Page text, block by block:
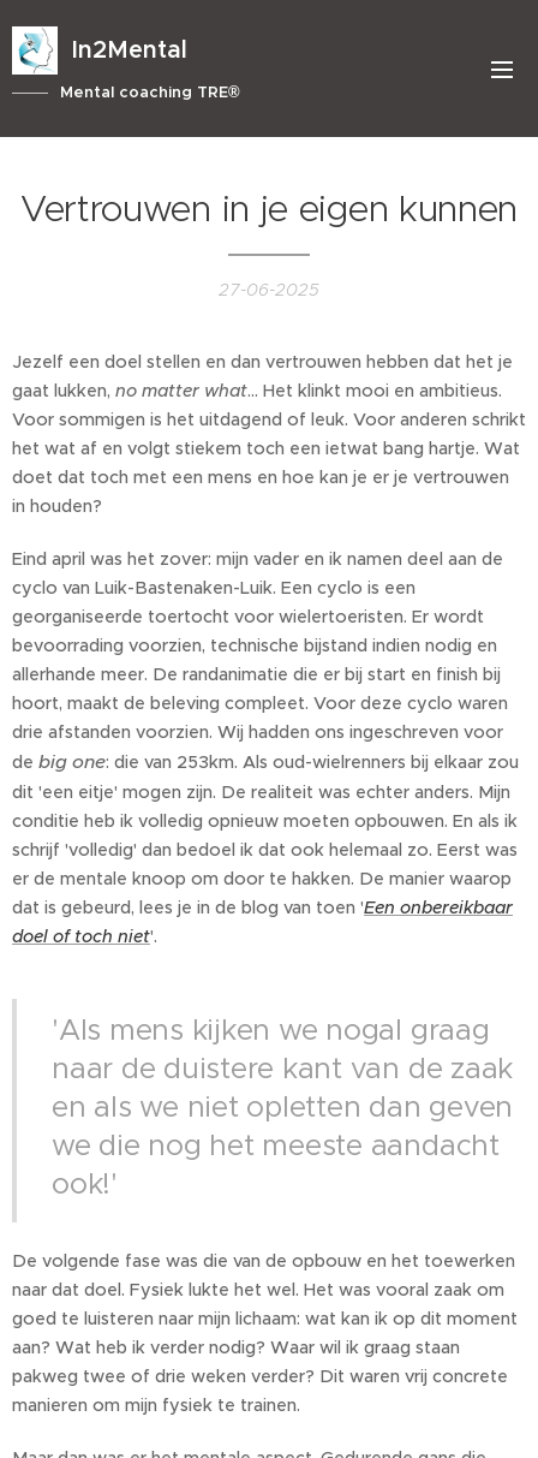
In2Mental
Mental coaching TRE®
Vertrouwen in je eigen kunnen
27-06-2025
Jezelf een doel stellen en dan vertrouwen hebben dat het je
gaat lukken, no matter what... Het klinkt mooi en ambitieus.
Voor sommigen is het uitdagend of leuk. Voor anderen schrikt
het wat af en volgt stiekem toch een ietwat bang hartje. Wat
doet dat toch met een mens en hoe kan je er je vertrouwen
in houden?
Eind april was het zover: mijn vader en ik namen deel aan de
cyclo van Luik-Bastenaken-Luik. Een cyclo is een
georganiseerde toertocht voor wielertoeristen. Er wordt
bevoorrading voorzien, technische bijstand indien nodig en
allerhande meer. De randanimatie die er bij start en finish bij
hoort, maakt de beleving compleet. Voor deze cyclo waren
drie afstanden voorzien. Wij hadden ons ingeschreven voor
de big one: die van 253km. Als oud-wielrenners bij elkaar zou
dit 'een eitje' mogen zijn. De realiteit was echter anders. Mijn
conditie heb ik volledig opnieuw moeten opbouwen. En als ik
schrijf 'volledig' dan bedoel ik dat ook helemaal zo. Eerst was
er de mentale knoop om door te hakken. De manier waarop
dat is gebeurd, lees je in de blog van toen 'Een onbereikbaar
doel of toch niet'.
'Als mens kijken we nogal graag
naar de duistere kant van de zaak
en als we niet opletten dan geven
we die nog het meeste aandacht
ook!'
De volgende fase was die van de opbouw en het toewerken
naar dat doel. Fysiek lukte het wel. Het was vooral zaak om
goed te luisteren naar mijn lichaam: wat kan ik op dit moment
aan? Wat heb ik verder nodig? Waar wil ik graag staan
pakweg twee of drie weken verder? Dit waren vrij concrete
manieren om mijn fysiek te trainen.